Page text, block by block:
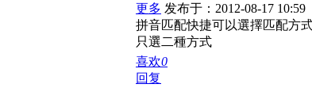
更多 发布于：2012-08-17 10:59
拼音匹配快捷可以選擇匹配方
只選二種方式
喜欢0
回复